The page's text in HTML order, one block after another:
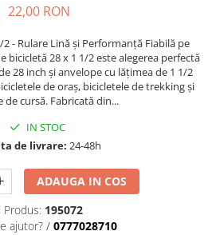
lumini
cadru
camere-
22,00 RON
2 - Rulare Lină și Performanță Fiabilă pe
bicicletă 28 x 1 1/2 este alegerea perfectă
28 inch și anvelope cu lățimea de 1 1/2
de oraș, bicicletele de trekking și
de cursă. Fabricată din...
IN STOC
de livrare: 24-48h
ADAUGA IN COS
Produs: 195072
ajutor? / 0777028710